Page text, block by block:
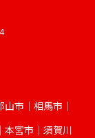
市｜相馬市｜
本宮市｜須賀川